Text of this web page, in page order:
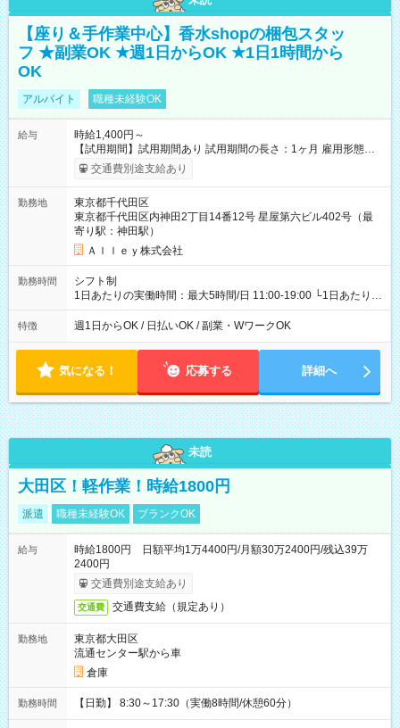
【座り＆手作業中心】香水shopの梱包スタッ
フ ★副業OK ★週1日からOK ★1日1時間から
OK
アルバイト 職種未経験OK
給与
時給1,400円～
【試用期間】試用期間あり 試用期間の長さ：1ヶ月 雇用形態、
給与は本採用時と同じです。
交通費別途支給あり
勤務地
東京都千代田区
東京都千代田区内神田2丁目14番12号 星屋第六ビル402号（最
寄り駅：神田駅）
Ａｌｌｅｙ株式会社
勤務時間
シフト制
1日あたりの実働時間：最大5時間/日 11:00-19:00 └1日あたりの
実働時間：1-5時間 └上記の時間帯内であれば、いつでも勤務可
能！ └平日・土曜日の中で、お好きな曜日でご勤務いただけま
18:00 などのように、自由な働き方が可能なお仕事です！
特徴 週1日からOK / 日払いOK / 副業・WワークOK
気になる！ 応募する 詳細へ
未読
大田区！軽作業！時給1800円
派遣 職種未経験OK ブランクOK
給与
時給1800円 日額平均1万4400円/月額30万2400円/残込39万
2400円
交通費別途支給あり
交通費 交通費支給（規定あり）
勤務地
東京都大田区
流通センター駅から車
倉庫
勤務時間 【日勤】 8:30～17:30（実働8時間/休憩60分）